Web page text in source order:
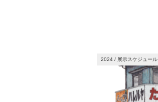
2024/ 展示スケジュール